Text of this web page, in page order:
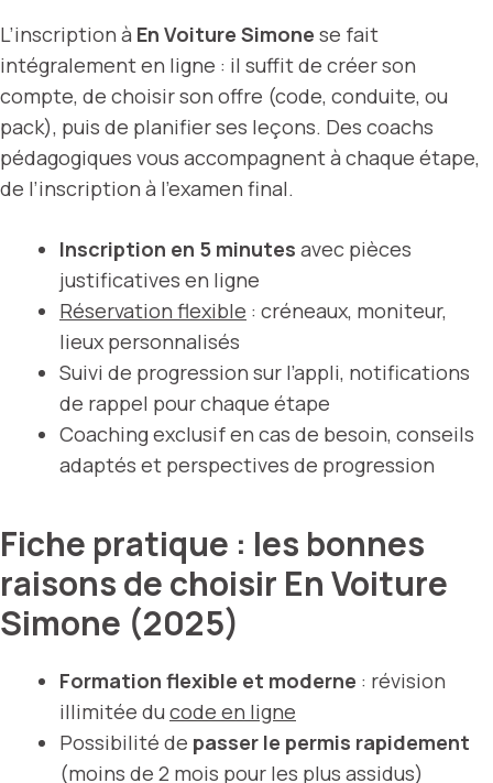
L’inscription à En Voiture Simone se fait
intégralement en ligne : il suffit de créer son
compte, de choisir son offre (code, conduite, ou
pack), puis de planifier ses leçons. Des coachs
pédagogiques vous accompagnent à chaque étape,
de l’inscription à l’examen final.
Inscription en 5 minutes avec pièces
justificatives en ligne
Réservation flexible : créneaux, moniteur,
lieux personnalisés
Suivi de progression sur l’appli, notifications
de rappel pour chaque étape
Coaching exclusif en cas de besoin, conseils
adaptés et perspectives de progression
Fiche pratique : les bonnes
raisons de choisir En Voiture
Simone (2025)
Formation flexible et moderne : révision
illimitée du code en ligne
Possibilité de passer le permis rapidement
(moins de 2 mois pour les plus assidus)